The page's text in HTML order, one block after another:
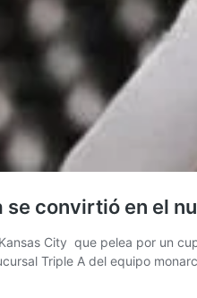
se convirtió en el
City que pelea por un
Triple A del equipo